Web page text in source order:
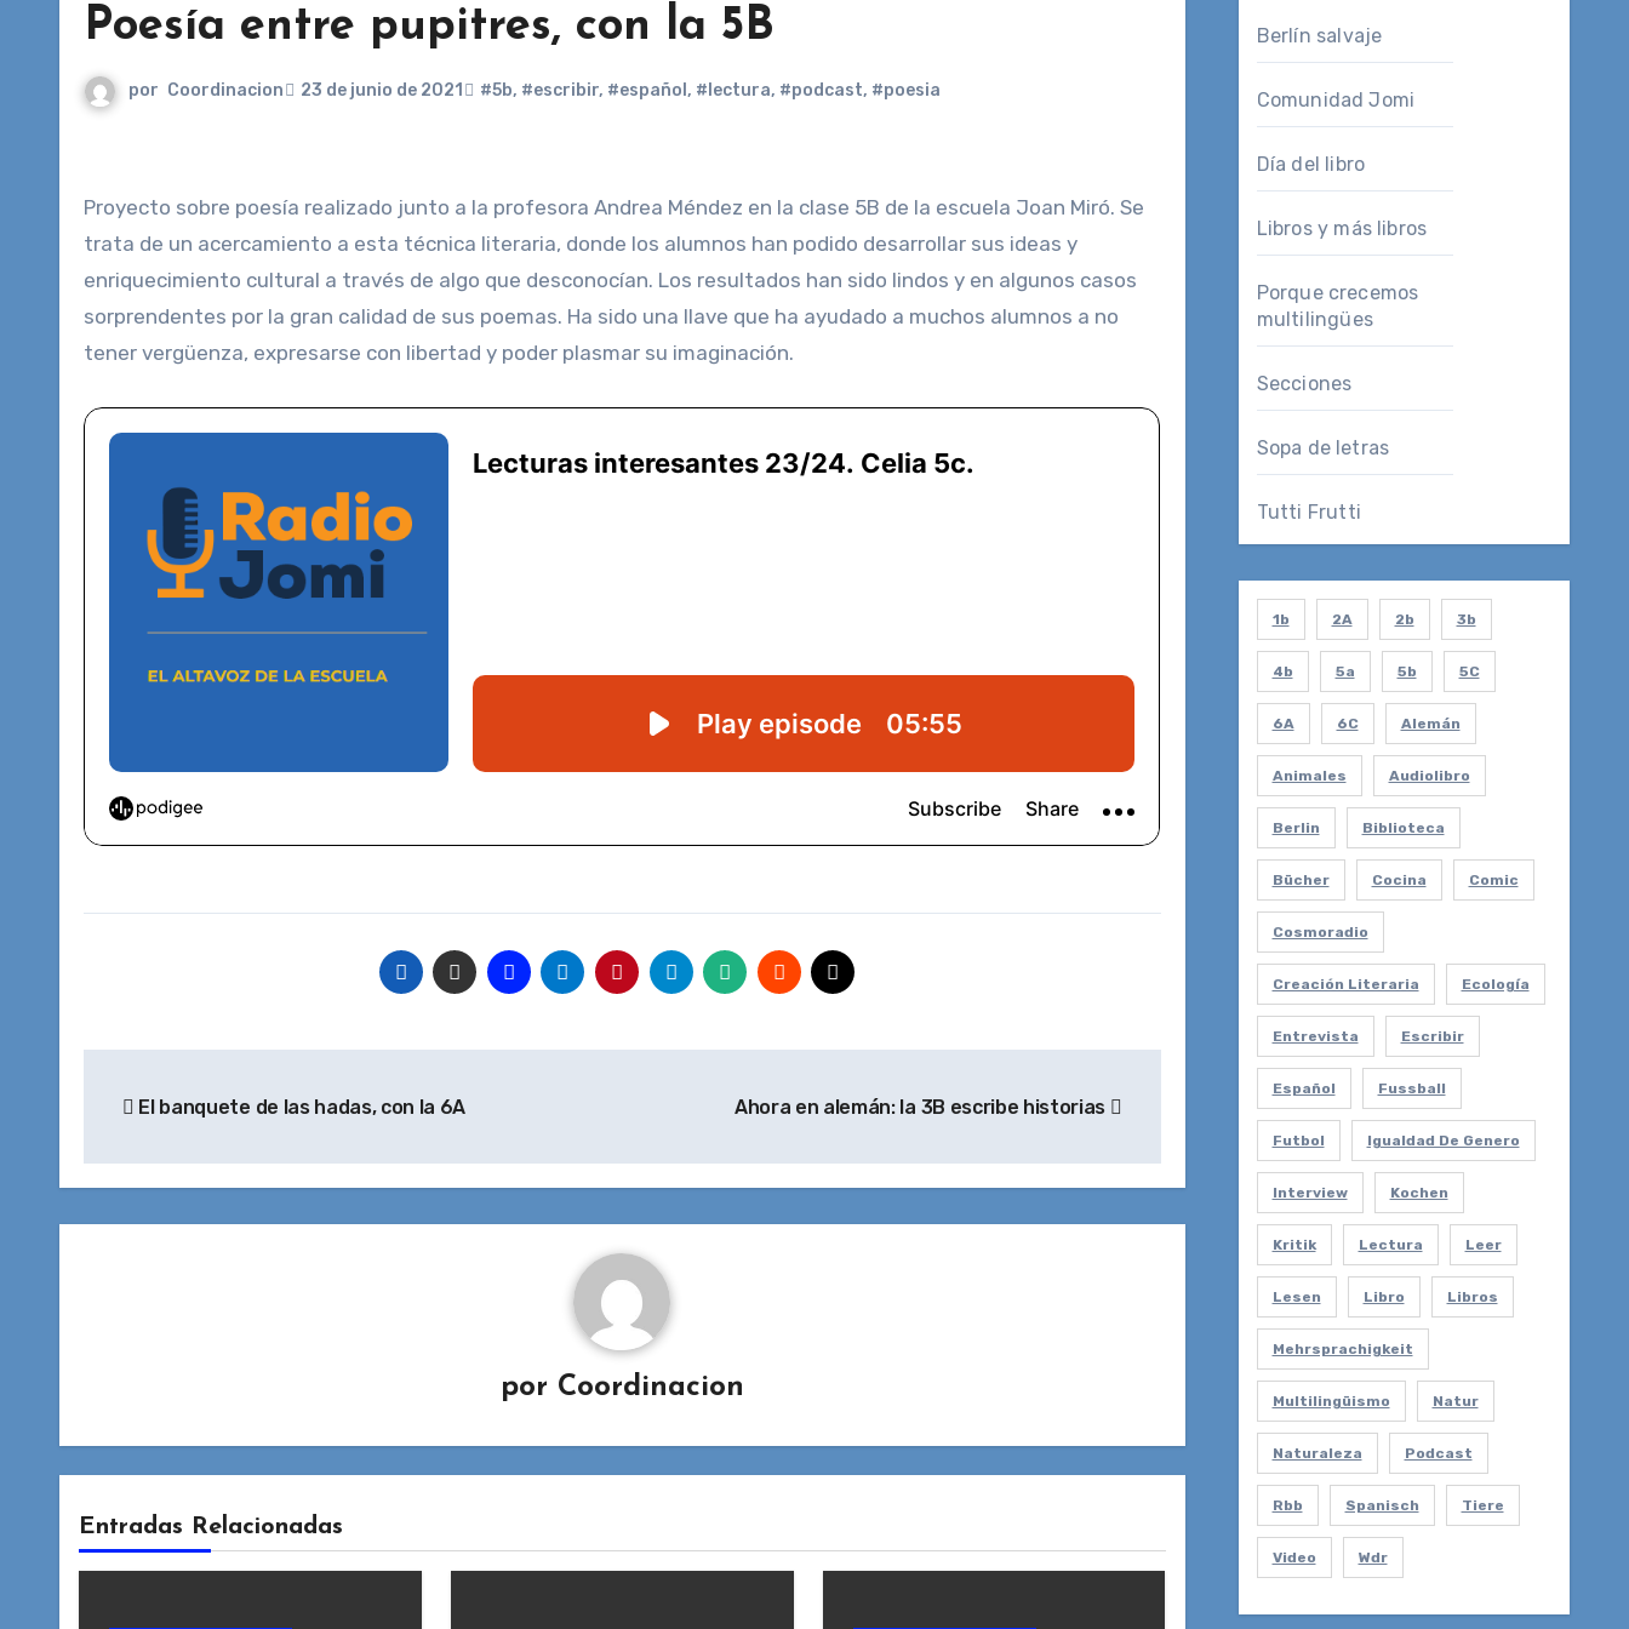
Poesía entre pupitres, con la 5B
por Coordinacion 23 de junio de 2021 #5b, #escribir, #español , #lectura, #podcast, #poesia
Proyecto sobre poesía realizado junto a la profesora Andrea Méndez en la clase 5B de la escuela Joan Miró. Se
trata de un acercamiento a esta técnica literaria, donde los alumnos han podido desarrollar sus ideas y
enriquecimiento cultural a través de algo que desconocían. Los resultados han sido lindos y en algunos casos
sorprendentes por la gran calidad de sus poemas. Ha sido una llave que ha ayudado a muchos alumnos a no
tener vergüenza, expresarse con libertad y poder plasmar su imaginación.
de
entradas
El banquete de las hadas, con la 6A Ahora en alemán: la 3B escribe historias
por Coordinacion
Entradas Relacionadas
Berlín salvaje
Comunidad Jomi
Día del libro
Libros y más libros
Porque crecemos
multilingües
Secciones
Sopa de letras
Tutti Frutti
1b 2A 2b 3b
4b 5a 5b 5C
6A 6C Alemán
Animales Audiolibro
Berlin Biblioteca
Bücher Cocina Comic
Cosmoradio
Creación Literaria Ecología
Entrevista Escribir
Español Fussball
Futbol Igualdad De Genero
Interview Kochen
Kritik Lectura Leer
Lesen Libro Libros
Mehrsprachigkeit
Multilingüismo Natur
Naturaleza Podcast
Rbb Spanisch Tiere
Video Wdr